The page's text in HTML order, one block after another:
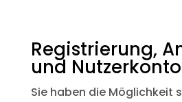
Registrierung,
und Nutzerkonto
Sie haben die Möglichkeit